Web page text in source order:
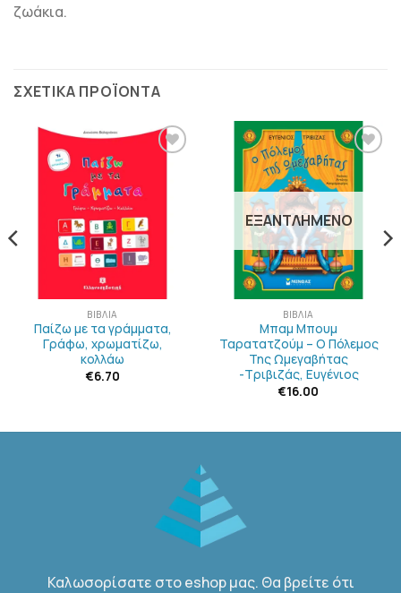
ζωάκια.
ΣΧΕΤΙΚΆ ΠΡΟΪΌΝΤΑ
ΠΡΟΣΘΉΚΗ
ΛΊΣΤΑ
ΕΠΙΘΥΜΙΏΝ
ΒΙΒΛΊΑ
Παίζω με τα γράμματα,
Γράφω, χρωματίζω,
κολλάω
€6.70
ΠΡΟΣΘΉΚΗ
ΣΤΗΝ
ΛΊΣΤΑ
ΕΠΙΘΥΜΙΏΝ
ΕΞΑΝΤΛΗΜΈΝΟ
ΒΙΒΛΊΑ
Μπαμ Μπουμ
Ταρατατζούμ – Ο Πόλεμος
Της Ωμεγαβήτας
-Τριβιζάς, Ευγένιος
€16.00
Καλωσορίσατε στο eshop μας. Θα βρείτε ότι